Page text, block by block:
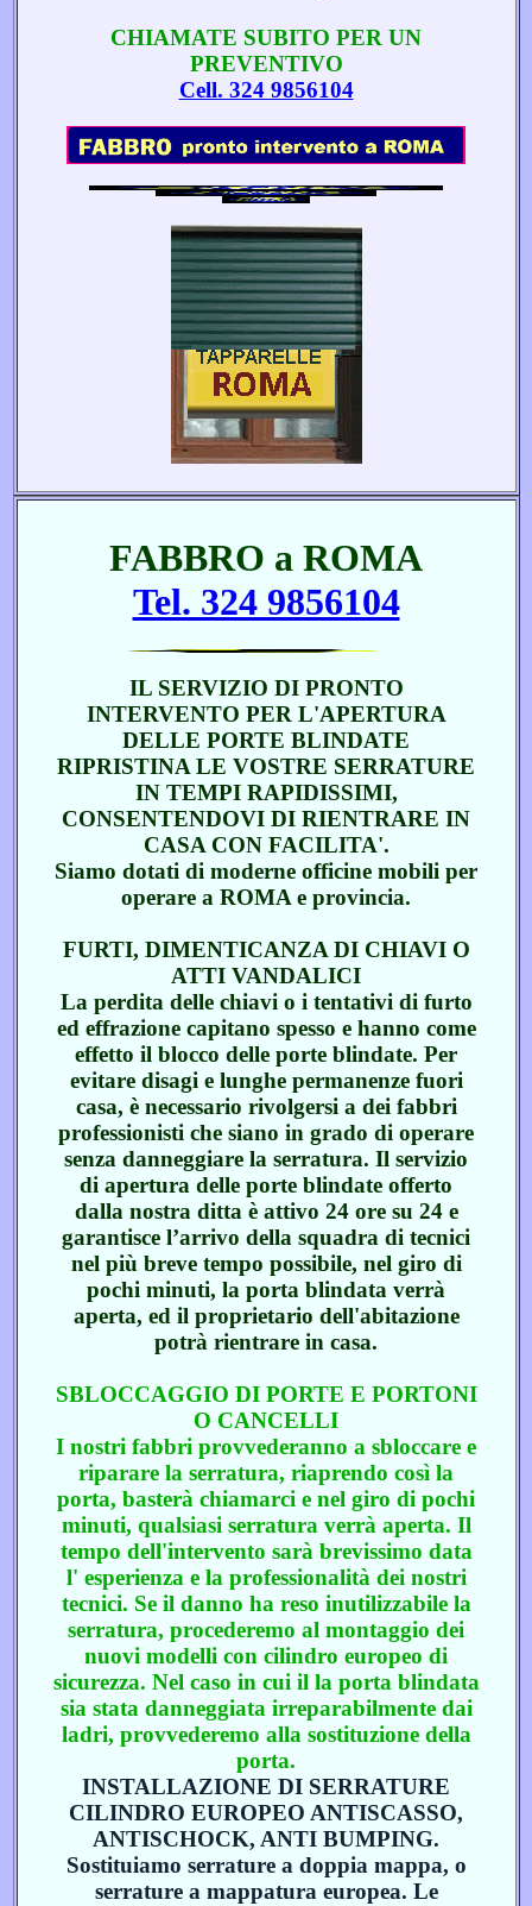
CHIAMATE SUBITO PER UN
PREVENTIVO
Cell. 324 9856104
FABBRO a ROMA
Tel. 324 9856104
IL SERVIZIO DI PRONTO
INTERVENTO PER L'APERTURA
DELLE PORTE BLINDATE
RIPRISTINA LE VOSTRE SERRATURE
IN TEMPI RAPIDISSIMI,
CONSENTENDOVI DI RIENTRARE IN
CASA CON FACILITA'.
Siamo dotati di moderne officine mobili per
operare a ROMA e provincia.
FURTI, DIMENTICANZA DI CHIAVI O
ATTI VANDALICI
La perdita delle chiavi o i tentativi di furto
ed effrazione capitano spesso e hanno come
effetto il blocco delle porte blindate. Per
evitare disagi e lunghe permanenze fuori
casa, è necessario rivolgersi a dei fabbri
professionisti che siano in grado di operare
senza danneggiare la serratura. Il servizio
di apertura delle porte blindate offerto
dalla nostra ditta è attivo 24 ore su 24 e
garantisce l’arrivo della squadra di tecnici
nel più breve tempo possibile, nel giro di
pochi minuti, la porta blindata verrà
aperta, ed il proprietario dell'abitazione
potrà rientrare in casa.
SBLOCCAGGIO DI PORTE E PORTONI
O CANCELLI
I nostri fabbri provvederanno a sbloccare e
riparare la serratura, riaprendo così la
porta, basterà chiamarci e nel giro di pochi
minuti, qualsiasi serratura verrà aperta. Il
tempo dell'intervento sarà brevissimo data
l' esperienza e la professionalità dei nostri
tecnici. Se il danno ha reso inutilizzabile la
serratura, procederemo al montaggio dei
nuovi modelli con cilindro europeo di
sicurezza. Nel caso in cui il la porta blindata
sia stata danneggiata irreparabilmente dai
ladri, provvederemo alla sostituzione della
porta.
INSTALLAZIONE DI SERRATURE
CILINDRO EUROPEO ANTISCASSO,
ANTISCHOCK, ANTI BUMPING.
Sostituiamo serrature a doppia mappa, o
serrature a mappatura europea. Le